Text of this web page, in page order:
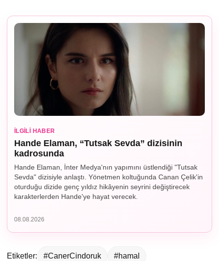
İLGILI HABER
Hande Elaman, “Tutsak Sevda” dizisinin
kadrosunda
Hande Elaman, İnter Medya'nın yapımını üstlendiği "Tutsak
Sevda" dizisiyle anlaştı. Yönetmen koltuğunda Canan Çelik'in
oturduğu dizide genç yıldız hikâyenin seyrini değiştirecek
karakterlerden Hande'ye hayat verecek.
08.08.2026
Etiketler: #CanerCindoruk #hamal